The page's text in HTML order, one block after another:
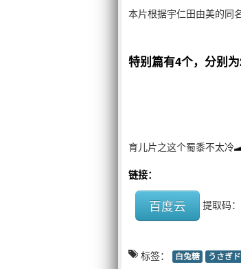
本片根据宇仁田由美的同
特别篇有4个，分别
育儿片之这个蜀黍不太冷
链接：
百度云 提取码：
标签： 白兔糖 うさぎ